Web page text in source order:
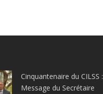
Cinquantenaire du CILSS :
Message du Secrétaire